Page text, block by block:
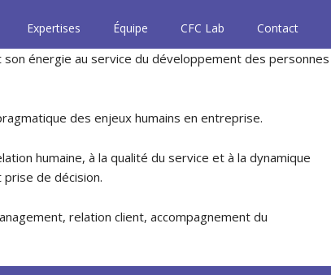
Expertises Équipe CFC Lab Contact
son énergie au service du développement des personnes
des enjeux humains en entreprise.
humaine, à la qualité du service et à la dynamique
de décision.
relation client, accompagnement du